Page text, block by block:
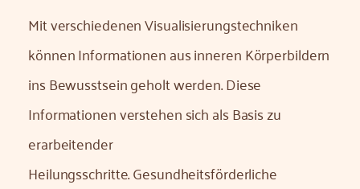
Mit verschiedenen Visualisierungstechniken
können Informationen aus inneren Körperbildern
ins Bewusstsein geholt werden. Diese
Informationen verstehen sich als Basis zu
erarbeitender
Heilungsschritte. Gesundheitsförderliche